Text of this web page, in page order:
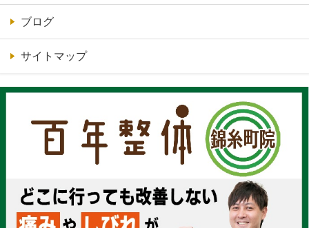
ブログ
サイトマップ